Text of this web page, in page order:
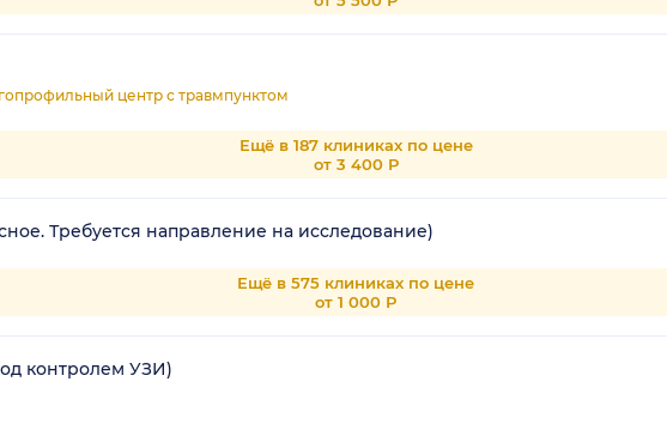
центр с травмпунктом
Ещё в 187 клиниках по цене
от 3 400 Р
Требуется направление на исследование)
Ещё в 575 клиниках по цене
от 1 000 Р
контролем УЗИ)